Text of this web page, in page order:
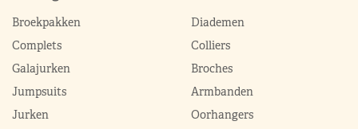
Broekpakken
Complets
Galajurken
Jumpsuits
Jurken
Diademen
Colliers
Broches
Armbanden
Oorhangers